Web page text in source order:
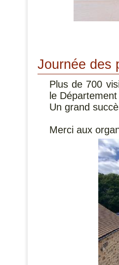
Journée des
Plus de 700
le
Un grand
Merci aux